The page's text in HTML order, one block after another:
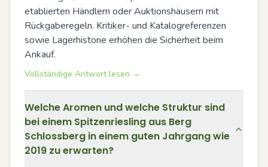
etablierten Händlern oder Auktionshäusern mit
Rückgaberegeln. Kritiker- und Katalogreferenzen
sowie Lagerhistorie erhöhen die Sicherheit beim
Ankauf.
Vollständige Antwort lesen →
Welche Aromen und welche Struktur sind
bei einem Spitzenriesling aus Berg
Schlossberg in einem guten Jahrgang wie
2019 zu erwarten?